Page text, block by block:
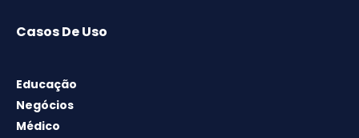
Casos De Uso
Educação
Negócios
Médico